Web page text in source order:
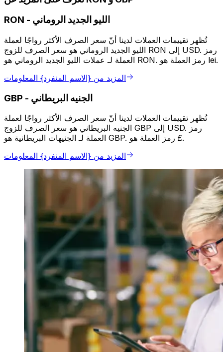
RON - الليو الجديد الروماني
تُظهر تقييمات العملات لدينا أنّ سعر الصرف الأكثر رواجًا لعملة
الليو الجديد الروماني هو سعر الصرف للزوج RON إلى USD. رمز
العملة لـ عملات الليو الجديد الروماني هو RON. رمز العملة هو lei.
المزيد من {الاسم المنفرد} المعلومات
GBP - الجنيه البريطاني
تُظهر تقييمات العملات لدينا أنّ سعر الصرف الأكثر رواجًا لعملة
الجنيه البريطاني هو سعر الصرف للزوج GBP إلى USD. رمز
العملة لـ الجنيهات البريطانية هو GBP. رمز العملة هو £.
المزيد من {الاسم المنفرد} المعلومات